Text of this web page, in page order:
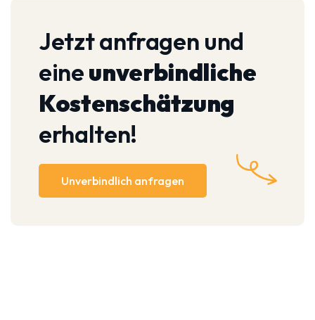
Jetzt anfragen und
eineunverbindliche
Kostenschätzung
erhalten!
Unverbindlich anfragen